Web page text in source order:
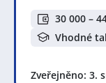
30 000 –
Vhodné
Zveřejněno: 3.